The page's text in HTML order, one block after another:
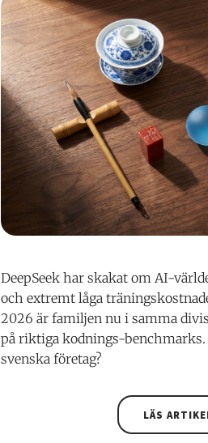
DeepSeek har skakat om AI-
och extremt låga
2026 är familjen nu i samma
på riktiga kodnings-
svenska företag?
LÄS